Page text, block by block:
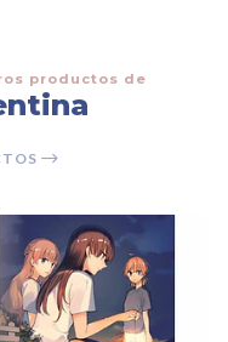
productos de